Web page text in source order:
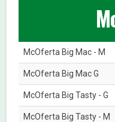
McOferta Big Mac - M
McOferta Big Mac G
McOferta Big Tasty - G
McOferta Big Tasty - M